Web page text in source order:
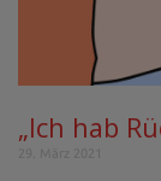
„Ich hab